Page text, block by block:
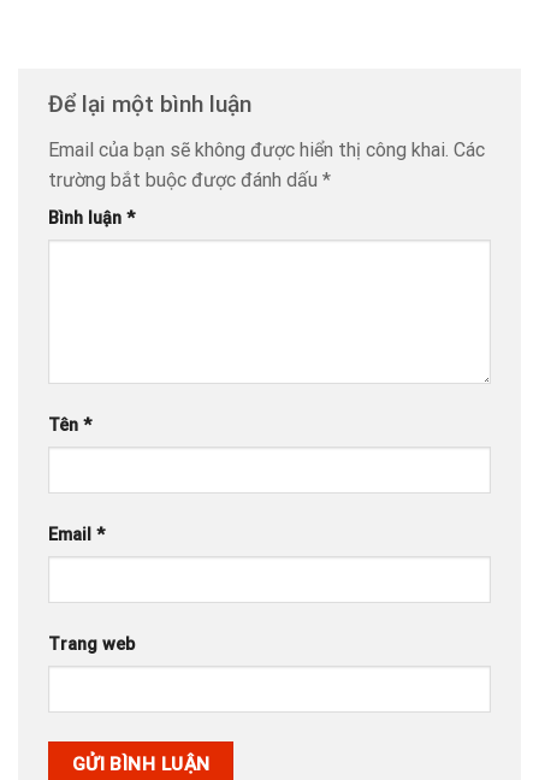
Để lại một bình luận
Email của bạn sẽ không được hiển thị công khai. Các
trường bắt buộc được đánh dấu *
Bình luận *
Tên *
Email *
Trang web